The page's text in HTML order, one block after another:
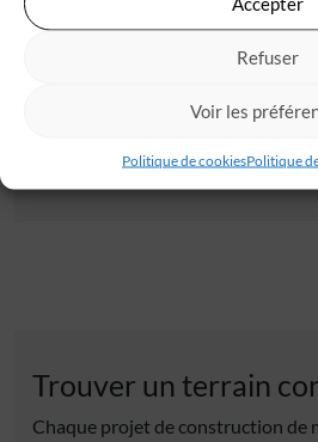
Refuser
Voir les
Politique de cookiesPolitique
Les champs obligatoires sont marqués d’un
règlementation applicable, vous disposez d’un
Trouver un terrain
Chaque projet de construction de